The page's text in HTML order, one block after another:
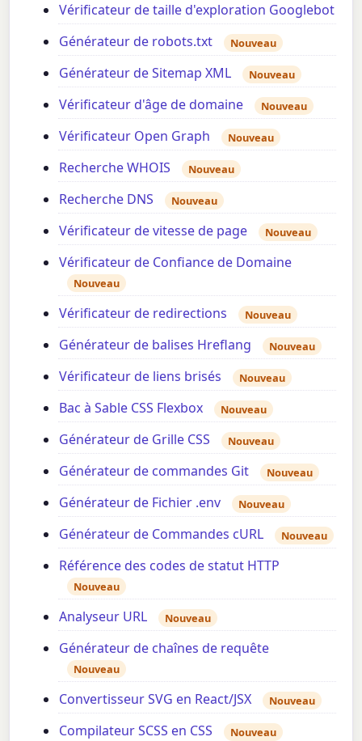
Vérificateur de taille d'exploration Googlebot
Générateur de robots.txt
Nouveau
Générateur de Sitemap XML Nouveau
Vérificateur d'âge de domaine Nouveau
Vérificateur Open Graph Nouveau
Recherche WHOIS Nouveau
Recherche DNS Nouveau
Vérificateur de vitesse de page Nouveau
Vérificateur de Confiance de Domaine
Nouveau
Vérificateur de redirections Nouveau
Générateur de balises Hreflang Nouveau
Vérificateur de liens brisés Nouveau
Bac à Sable CSS Flexbox Nouveau
Générateur de Grille CSS Nouveau
Générateur de commandes Git Nouveau
Générateur de Fichier .env Nouveau
Générateur de Commandes cURL Nouveau
Référence des codes de statut HTTP
Nouveau
Analyseur URL Nouveau
Générateur de chaînes de requête
Nouveau
Convertisseur SVG en React/JSX Nouveau
Compilateur SCSS en CSS Nouveau